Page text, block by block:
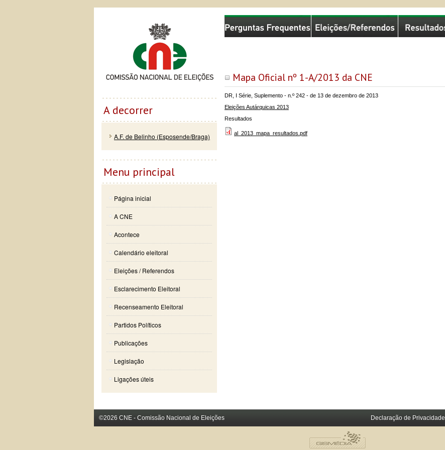
Mapa Oficial nº 1-A/2013 da CNE
DR, I Série, Suplemento - n.º 242 - de 13 de dezembro de 2013
Eleições Autárquicas 2013
Resultados
al_2013_mapa_resultados.pdf
Comissão Nacional de Eleições
A decorrer
A.F. de Belinho (Esposende/Braga)
Menu principal
Página inicial
A CNE
Acontece
Calendário eleitoral
Eleições / Referendos
Esclarecimento Eleitoral
Recenseamento Eleitoral
Partidos Políticos
Publicações
Legislação
Ligações úteis
©2026 CNE - Comissão Nacional de Eleições Declaração de Privacidade